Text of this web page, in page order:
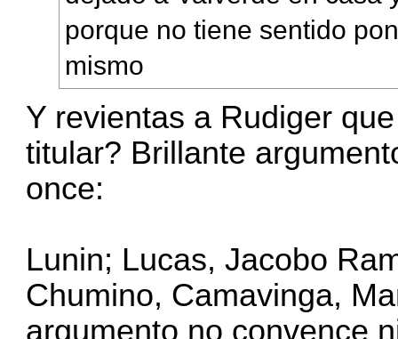
porque no tiene sentido
mismo
Y revientas a Rudiger
titular? Brillante
once:
Lunin; Lucas, Jacobo
Chumino, Camavinga,
argumento no convence